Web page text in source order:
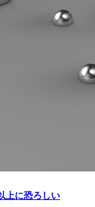
上に恐ろしい